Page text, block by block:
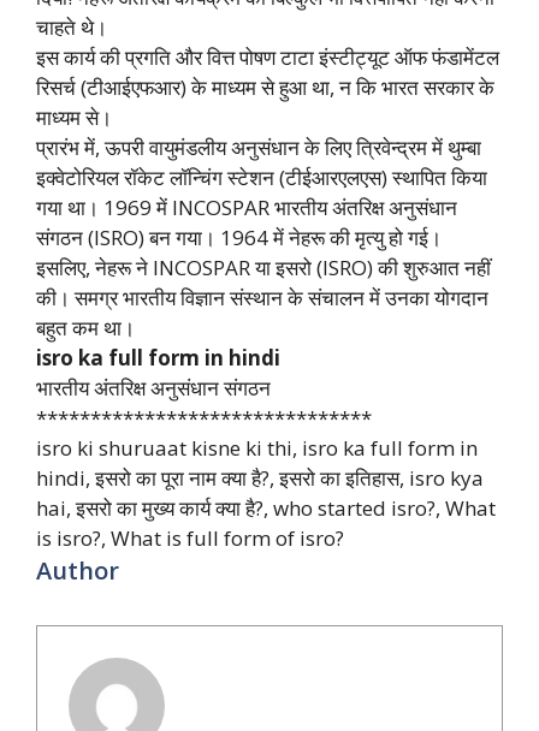
चाहते थे।
इस कार्य की प्रगति और वित्त पोषण टाटा इंस्टीट्यूट ऑफ फंडामेंटल
रिसर्च (टीआईएफआर) के माध्यम से हुआ था, न कि भारत सरकार के
माध्यम से।
प्रारंभ में, ऊपरी वायुमंडलीय अनुसंधान के लिए त्रिवेन्द्रम में थुम्बा
इक्वेटोरियल रॉकेट लॉन्चिंग स्टेशन (टीईआरएलएस) स्थापित किया
गया था। 1969 में INCOSPAR भारतीय अंतरिक्ष अनुसंधान
संगठन (ISRO) बन गया। 1964 में नेहरू की मृत्यु हो गई।
इसलिए, नेहरू ने INCOSPAR या इसरो (ISRO) की शुरुआत नहीं
की। समग्र भारतीय विज्ञान संस्थान के संचालन में उनका योगदान
बहुत कम था।
isro ka full form in hindi
भारतीय अंतरिक्ष अनुसंधान संगठन
*******************************
isro ki shuruaat kisne ki thi, isro ka full form in
hindi, इसरो का पूरा नाम क्या है?, इसरो का इतिहास, isro kya
hai, इसरो का मुख्य कार्य क्या है?, who started isro?, What
is isro?, What is full form of isro?
Author